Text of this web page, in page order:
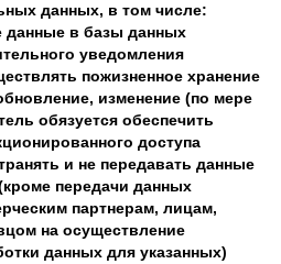
данных, в том числе:
данные в базы данных
уведомления
пожизненное хранение
изменение (по мере
обязуется обеспечить
доступа
и не передавать данные
передачи данных
партнерам, лицам,
на осуществление
данных для указанных)